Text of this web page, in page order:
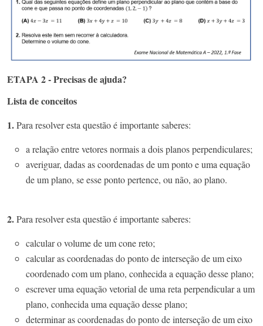
ETAPA 2 - Precisas de ajuda?
Lista de conceitos
1.Para resolver esta questão é importante saberes:
a relação entre vetores normais a dois planos perpendiculares;
averiguar, dadas as coordenadas de um ponto e uma equação
de um plano, se esse ponto pertence, ou não, ao plano.
2.Para resolver esta questão é importante saberes:
calcular o volume de um cone reto;
calcular as coordenadas do ponto de interseção de um eixo
coordenado com um plano, conhecida a equação desse plano;
escrever uma equação vetorial de uma reta perpendicular a um
plano, conhecida uma equação desse plano;
determinar as coordenadas do ponto de interseção de um eixo